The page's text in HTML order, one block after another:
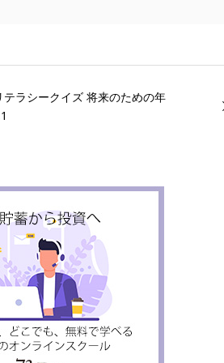
テラシークイズ 将来のための年